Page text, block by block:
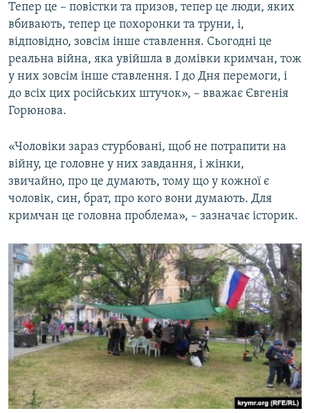
Тепер це – повістки та призов, тепер це люди, яких
вбивають, тепер це похоронки та труни, і,
відповідно, зовсім інше ставлення. Сьогодні це
реальна війна, яка увійшла в домівки кримчан, тож
у них зовсім інше ставлення. І до Дня перемоги, і
до всіх цих російських штучок», – вважає Євгенія
Горюнова.
«Чоловіки зараз стурбовані, щоб не потрапити на
війну, це головне у них завдання, і жінки,
звичайно, про це думають, тому що у кожної є
чоловік, син, брат, про кого вони думають. Для
кримчан це головна проблема», – зазначає історик.